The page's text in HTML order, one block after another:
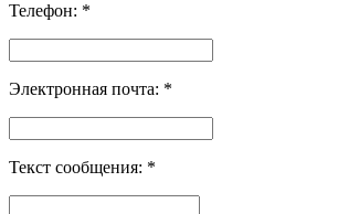
Телефон: *
Электронная почта: *
Текст сообщения: *